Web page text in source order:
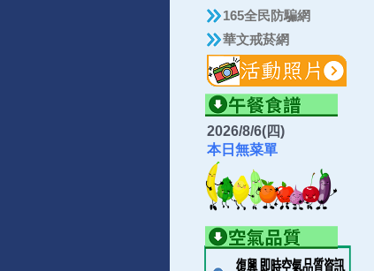
165全民防騙網
華文戒菸網
2026/8/6(四)
本日無菜單